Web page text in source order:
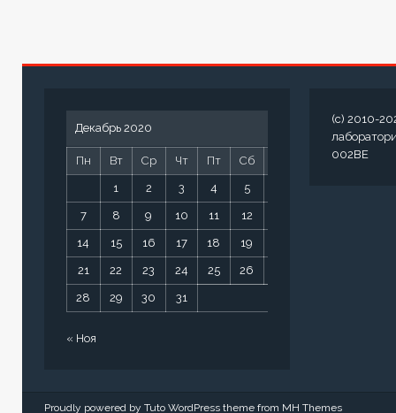
Декабрь 2020
Пн Вт Ср Чт Пт Сб
1 2 3 4 5
7 8 9 10 11 12
14 15 16 17 18 19
21 22 23 24 25 26
28 29 30 31
« Ноя
(c) 2010-
002BE
Proudly powered by Tuto WordPress theme from MH Themes